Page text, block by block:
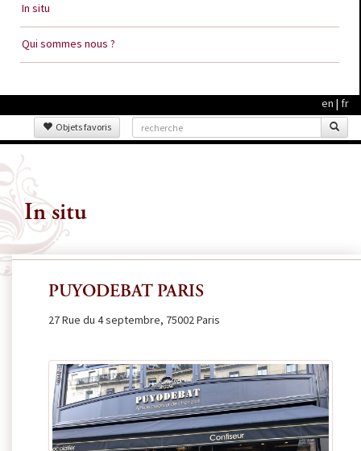
In situ
Qui sommes nous ?
en | fr
Objets favoris
In situ
PUYODEBAT PARIS
27 Rue du 4 septembre, 75002 Paris